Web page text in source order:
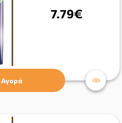
7.79€
Αγορά